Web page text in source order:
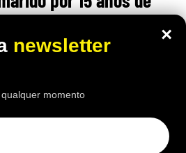
final’
2026
de trabalho doméstico e
de 45 mil euros
×
newsletter
momento